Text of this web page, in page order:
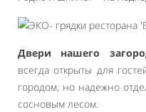
Двери нашего
всегда открыты для
городом, но надежно
сосновым лесом.